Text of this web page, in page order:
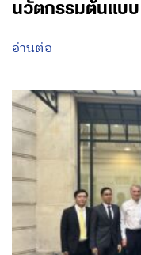
นวัตกรรมต้นแบบ
อ่านต่อ